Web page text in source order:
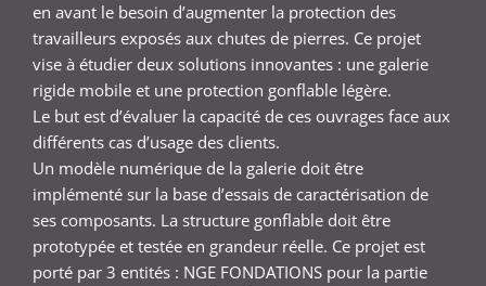
en avant le besoin d’augmenter la protection des
travailleurs exposés aux chutes de pierres. Ce projet
vise à étudier deux solutions innovantes : une galerie
rigide mobile et une protection gonflable légère.
Le but est d’évaluer la capacité de ces ouvrages face aux
différents cas d’usage des clients.
Un modèle numérique de la galerie doit être
implémenté sur la base d’essais de caractérisation de
ses composants. La structure gonflable doit être
prototypée et testée en grandeur réelle. Ce projet est
porté par 3 entités : NGE FONDATIONS pour la partie